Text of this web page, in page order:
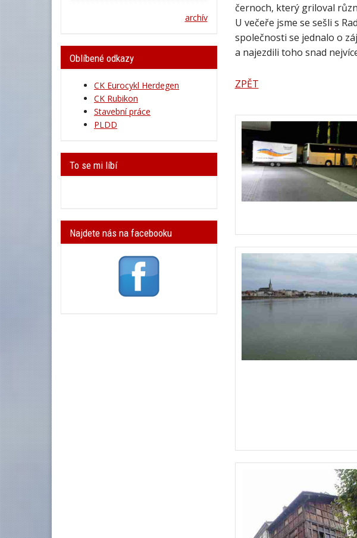
černoch, který griloval
U večeře jsme se sešli s
společnosti se jednalo o
a najezdili toho snad
ZPĚT
archív
Oblíbené odkazy
CK Eurocykl Herdegen
CK Rubikon
Stavební práce
PLDD
To se mi líbí
Najdete nás na facebooku